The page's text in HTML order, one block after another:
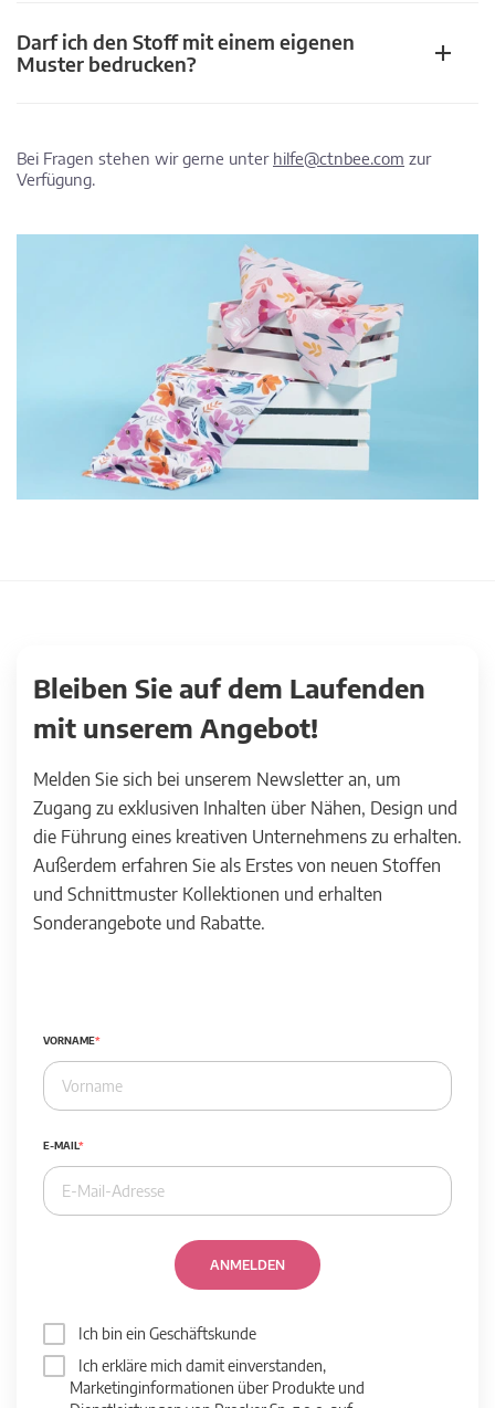
Darf ich den Stoff mit einem eigenen
Muster bedrucken?
Bei Fragen stehen wir gerne unter hilfe@ctnbee.com zur
Verfügung.
Bleiben Sie auf dem Laufenden
mit unserem Angebot!
Melden Sie sich bei unserem Newsletter an, um
Zugang zu exklusiven Inhalten über Nähen, Design und
die Führung eines kreativen Unternehmens zu erhalten.
Außerdem erfahren Sie als Erstes von neuen Stoffen
und Schnittmuster Kollektionen und erhalten
Sonderangebote und Rabatte.
VORNAME
E-MAIL
ANMELDEN
Ich bin ein Geschäftskunde
Ich erkläre mich damit einverstanden,
Marketinginformationen über Produkte und